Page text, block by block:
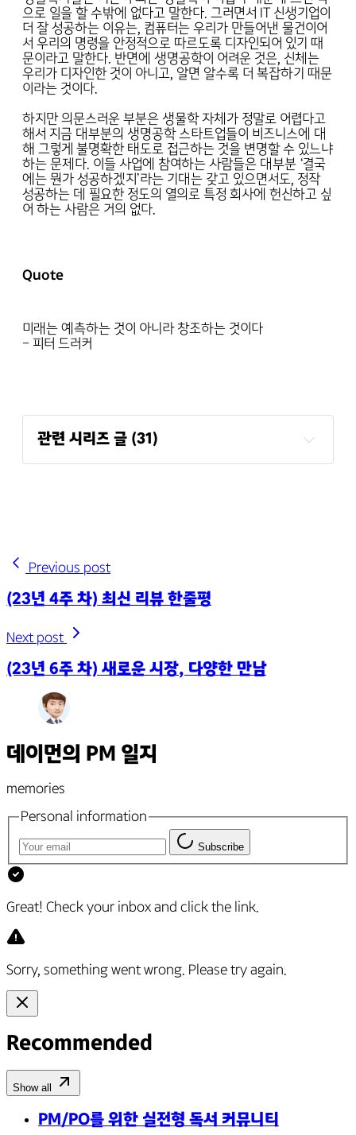
으로 일을 할 수밖에 없다고 말한다. 그러면서 IT 신생기업이
더 잘 성공하는 이유는, 컴퓨터는 우리가 만들어낸 물건이어
서 우리의 명령을 안정적으로 따르도록 디자인되어 있기 때
문이라고 말한다. 반면에 생명공학이 어려운 것은, 신체는
우리가 디자인한 것이 아니고, 알면 알수록 더 복잡하기 때문
이라는 것이다.
하지만 의문스러운 부분은 생물학 자체가 정말로 어렵다고
해서 지금 대부분의 생명공학 스타트업들이 비즈니스에 대
해 그렇게 불명확한 태도로 접근하는 것을 변명할 수 있느냐
하는 문제다. 이들 사업에 참여하는 사람들은 대부분 ‘결국
에는 뭔가 성공하겠지’라는 기대는 갖고 있으면서도, 정작
성공하는 데 필요한 정도의 열의로 특정 회사에 헌신하고 싶
어 하는 사람은 거의 없다.
Quote
미래는 예측하는 것이 아니라 창조하는 것이다
- 피터 드러커
관련 시리즈 글 (31)
(23년 33주 차) 제품 고도화 & 운영 & 홍보
(23년 26주 차) 입사 2주년!
(23년 25주 차) 누군가는 의사결정을 해야 한다.
(23년 23주 차) 오퍼레이션
(23년 19주 차) 긍정적 신호들
(23년 18주 차) 재정비
(23년 16주 차) 팝콘 프로젝트 & 전사 피드백
(23년 15주 차) 감정과 강점
(23년 14주 차) 헤비유저 & 일반유저
(23년 12주 차) 제품팀 운영, 10년 전 일기
(23년 9주 차) B2C & B2B 모델
(23년 6주 차) 새로운 시장, 다양한 만남
(23년 5주 차) 제품팀이 일하는 방법
(23년 4주 차) 최신 리뷰 한줄평
(23년 3주 차) 가설 검증
Previous post
(23년 4주 차) 최신 리뷰 한줄평
Next post
(23년 6주 차) 새로운 시장, 다양한 만남
데이먼의 PM 일지
memories
Personal information
Subscribe
Great! Check your inbox and click the link.
Sorry, something went wrong. Please try again.
Recommended
Show all
PM/PO를 위한 실전형 독서 커뮤니티